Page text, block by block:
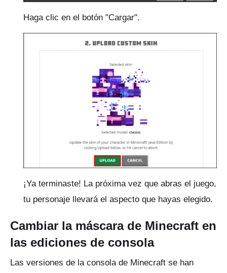
Haga clic en el botón "Cargar".
¡Ya terminaste! La próxima vez que abras el juego,
tu personaje llevará el aspecto que hayas elegido.
Cambiar la máscara de Minecraft en
las ediciones de consola
Las versiones de la consola de Minecraft se han